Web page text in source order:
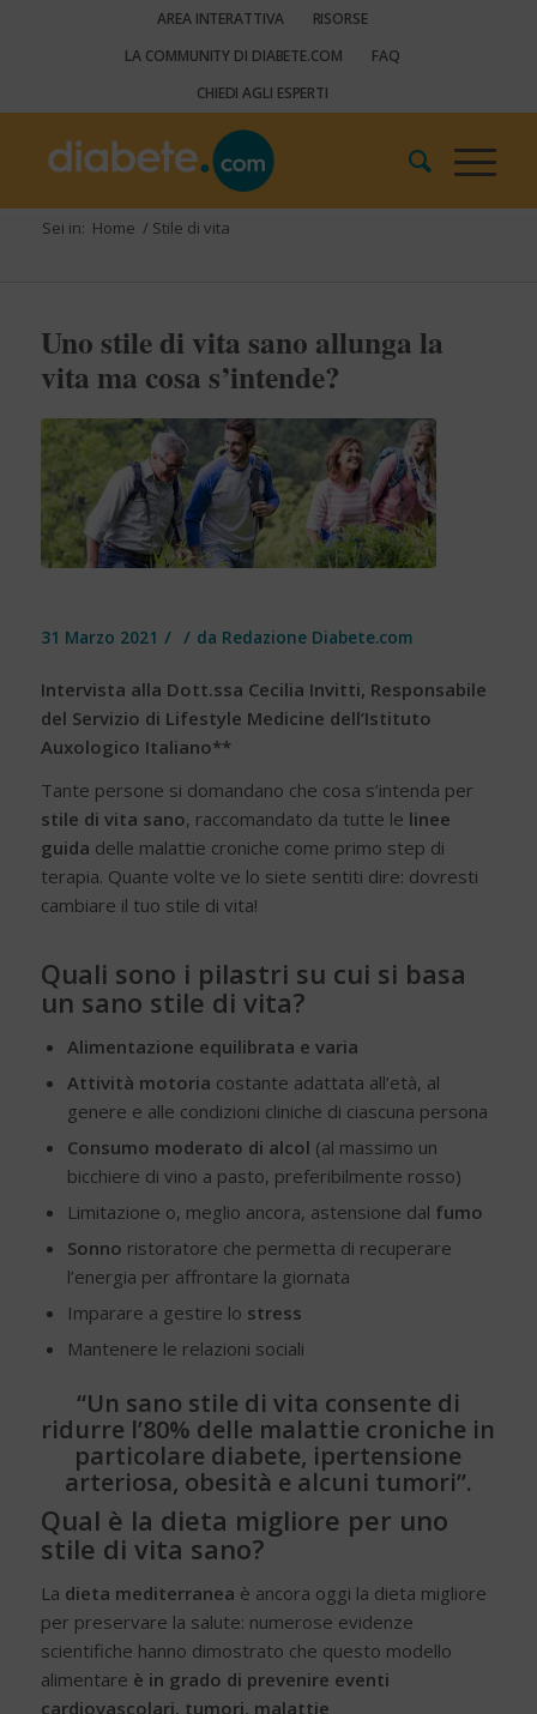
AREA INTERATTIVA
RISORSE
LA COMMUNITY DI DIABETE.COM
FAQ
CHIEDI AGLI ESPERTI
Sei in: Home / Stile di vita
Uno stile di vita sano allunga la
vita ma cosa s’intende?
31 Marzo 2021 / / da Redazione Diabete.com
Intervista alla Dott.ssa Cecilia Invitti, Responsabile
del Servizio di Lifestyle Medicine dell’Istituto
Auxologico Italiano**
Tante persone si domandano che cosa s’intenda per
stile di vita sano, raccomandato da tutte le linee
guida delle malattie croniche come primo step di
terapia. Quante volte ve lo siete sentiti dire: dovresti
cambiare il tuo stile di vita!
Quali sono i pilastri su cui si basa
un sano stile di vita?
Alimentazione equilibrata e varia
Attività motoria costante adattata all’età, al
genere e alle condizioni cliniche di ciascuna persona
Consumo moderato di alcol (al massimo un
bicchiere di vino a pasto, preferibilmente rosso)
Limitazione o, meglio ancora, astensione dal fumo
Sonno ristoratore che permetta di recuperare
l’energia per affrontare la giornata
Imparare a gestire lo stress
Mantenere le relazioni sociali
“Un sano stile di vita consente di
ridurre l’80% delle malattie croniche in
particolare diabete, ipertensione
arteriosa, obesità e alcuni tumori”.
Qual è la dieta migliore per uno
stile di vita sano?
La dieta mediterranea è ancora oggi la dieta migliore
per preservare la salute: numerose evidenze
scientifiche hanno dimostrato che questo modello
alimentare è in grado di prevenire eventi
cardiovascolari, tumori, malattie